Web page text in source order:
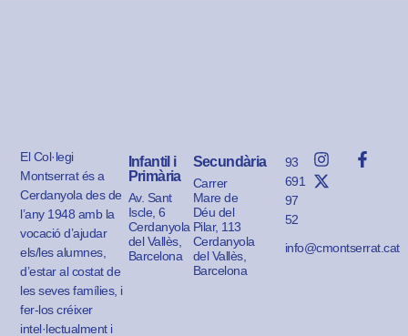
El Col·legi
Montserrat és a
Cerdanyola des de
l’any 1948 amb la
vocació d’ajudar
els/les alumnes,
d’estar al costat de
les seves famílies, i
fer-los créixer
intel·lectualment i
Infantil i
Primària
Av. Sant
Iscle, 6
Cerdanyola
del Vallès,
Barcelona
Secundària
Carrer
Mare de
Déu del
Pilar, 113
Cerdanyola
del Vallès,
Barcelona
93
691
97
52
info@cmontserrat.cat